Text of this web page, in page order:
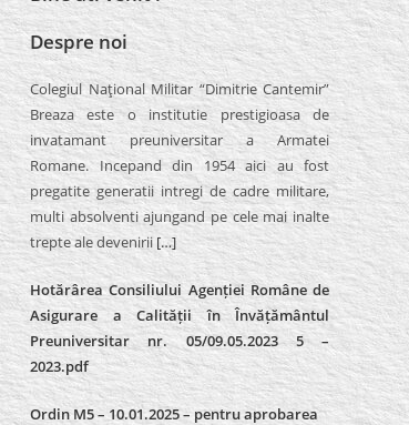
Despre noi
Colegiul Naţional Militar “Dimitrie Cantemir”
Breaza este o institutie prestigioasa de
invatamant preuniversitar a Armatei
Romane. Incepand din 1954 aici au fost
pregatite generatii intregi de cadre militare,
multi absolventi ajungand pe cele mai inalte
trepte ale devenirii […]
Hotărârea Consiliului Agenției Române de
Asigurare a Calității în Învățământul
Preuniversitar nr. 05/09.05.2023 5 –
2023.pdf
Ordin M5 – 10.01.2025 – pentru aprobarea